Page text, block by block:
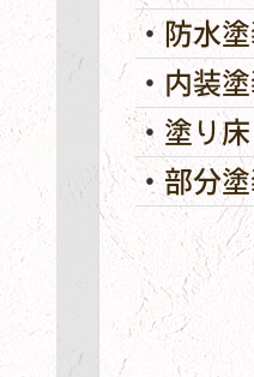
防水
内装
塗り床
部分